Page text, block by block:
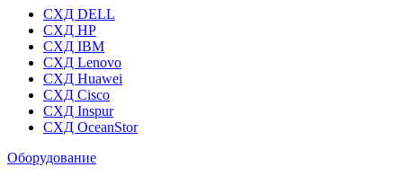
СХД DELL
СХД HP
СХД IBM
СХД Lenovo
СХД Huawei
СХД Cisco
СХД Inspur
СХД OceanStor
Оборудование